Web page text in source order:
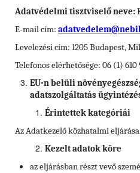
Adatvédelmi tisztviselő neve:
E-mail cím:
Levelezési cím: 1205 Budapest,
Telefonos elérhetősége: 06 (1) 610
EU-n belüli
adatszolgáltatás
Érintettek kategóriái
Az Adatkezelő közhatalmi
Kezelt adatok köre
az eljárásban részt vevő